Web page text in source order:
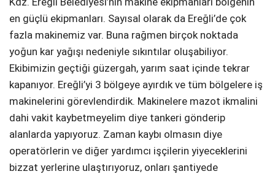
en güçlü ekipmanları. Sayısal olarak da Ereğli’de çok
fazla makinemiz var. Buna rağmen birçok noktada
yoğun kar yağışı nedeniyle sıkıntılar oluşabiliyor.
Ekibimizin geçtiği güzergah, yarım saat içinde tekrar
kapanıyor. Ereğli’yi 3 bölgeye ayırdık ve tüm bölgelere iş
makinelerini görevlendirdik. Makinelere mazot ikmalini
dahi vakit kaybetmeyelim diye tankeri gönderip
alanlarda yapıyoruz. Zaman kaybı olmasın diye
operatörlerin ve diğer yardımcı işçilerin yiyeceklerini
bizzat yerlerine ulaştırıyoruz, onları şantiyede